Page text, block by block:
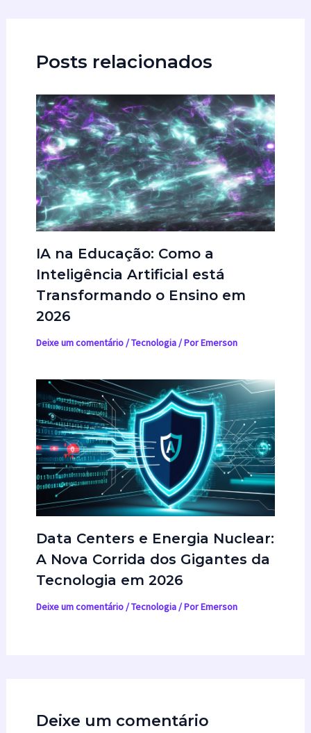
Posts relacionados
IA na Educação: Como a
Inteligência Artificial está
Transformando o Ensino em
2026
Deixe um comentário /Tecnologia/ PorEmerson
Data Centers e Energia Nuclear:
A Nova Corrida dos Gigantes da
Tecnologia em 2026
Deixe um comentário /Tecnologia/ PorEmerson
Deixe um comentário